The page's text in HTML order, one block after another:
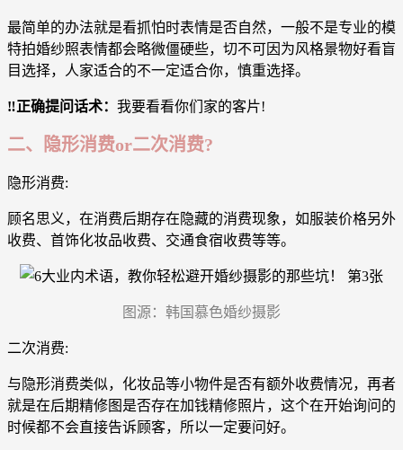
最简单的办法就是看抓怕时表情是否自然，一般不是专业的模
特拍婚纱照表情都会略微僵硬些，切不可因为风格景物好看盲
目选择，人家适合的不一定适合你，慎重选择。
‼️正确提问话术： 我要看看你们家的客片!
二、隐形消费or二次消费?
隐形消费:
顾名思义，在消费后期存在隐藏的消费现象，如服装价格另外
收费、首饰化妆品收费、交通食宿收费等等。
图源：韩国慕色婚纱摄影
二次消费:
与隐形消费类似，化妆品等小物件是否有额外收费情况，再者
就是在后期精修图是否存在加钱精修照片，这个在开始询问的
时候都不会直接告诉顾客，所以一定要问好。